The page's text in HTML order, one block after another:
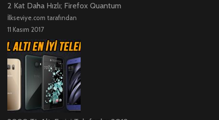
2 Kat Daha Hızlı; Firefox Quantum
İlkseviye.com tarafından
11 Kasım 2017